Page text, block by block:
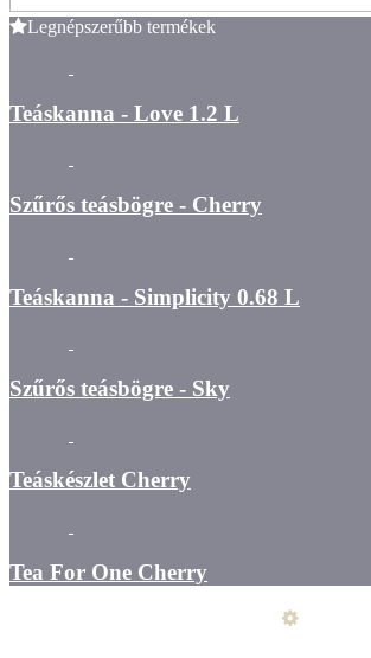
Legnépszerűbb termékek
Teáskanna - Love 1.2 L
Szűrős teásbögre - Cherry
Teáskanna - Simplicity 0.68 L
Szűrős teásbögre - Sky
Teáskészlet Cherry
Tea For One Cherry